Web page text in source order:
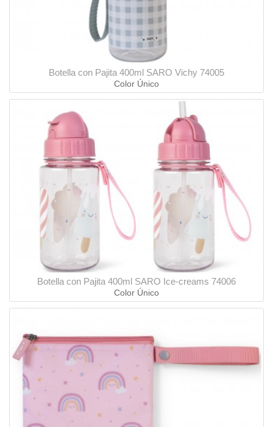
Botella con Pajita 400ml SARO Vichy 74005
Color Único
Botella con Pajita 400ml SARO Ice-creams 74006
Color Único